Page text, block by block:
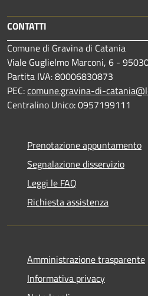
CONTATTI
Comune di Gravina di Catania
Viale Guglielmo Marconi, 6 -
Partita IVA: 80006830873
PEC:comune.gravina-di-
Centralino Unico: 0957199111
Prenotazione appuntamento
Segnalazione disservizio
Leggi le FAQ
Richiesta assistenza
Amministrazione trasparente
Informativa privacy